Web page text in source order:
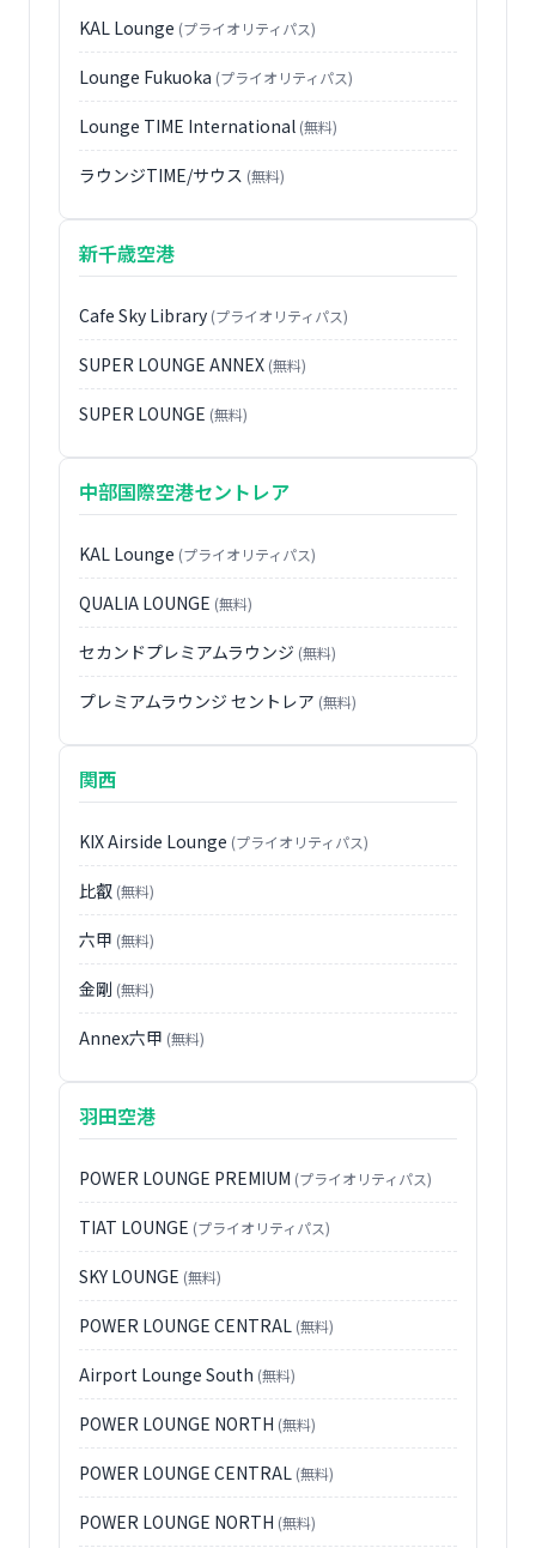
KAL Lounge (プライオリティパス)
Lounge Fukuoka (プライオリティパス)
Lounge TIME International (無料)
ラウンジTIME/サウス (無料)
新千歳空港
Cafe Sky Library (プライオリティパス)
SUPER LOUNGE ANNEX (無料)
SUPER LOUNGE (無料)
中部国際空港セントレア
KAL Lounge (プライオリティパス)
QUALIA LOUNGE (無料)
セカンドプレミアムラウンジ (無料)
プレミアムラウンジ セントレア (無料)
関西
KIX Airside Lounge (プライオリティパス)
比叡 (無料)
六甲 (無料)
金剛 (無料)
Annex六甲 (無料)
羽田空港
POWER LOUNGE PREMIUM (プライオリティパス)
TIAT LOUNGE (プライオリティパス)
SKY LOUNGE (無料)
POWER LOUNGE CENTRAL (無料)
Airport Lounge South (無料)
POWER LOUNGE NORTH (無料)
POWER LOUNGE CENTRAL (無料)
POWER LOUNGE NORTH (無料)